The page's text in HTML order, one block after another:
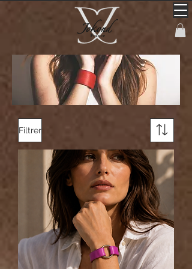
Filtrer